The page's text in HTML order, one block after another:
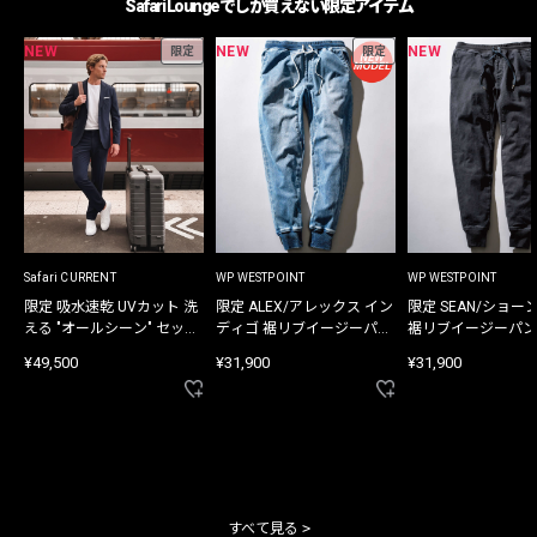
Safari Loungeでしか買えない限定アイテム
NEW 限定
Safari CURRENT
限定 吸水速乾 UVカット 洗
える "オールシーン" セット
¥49,500
NEW 限定
WP WESTPOINT
限定 ALEX/アレックス イン
ディゴ 裾リブイージーパン
¥31,900
NEW
WP WESTPOINT
限定 SEAN/ショー
裾リブイージーパ
¥31,900
すべて見る